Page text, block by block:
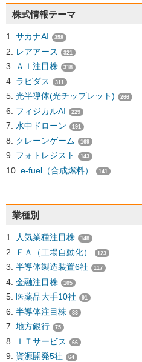
株式情報テーマ
サカナAI 358
レアアース 321
ＡＩ注目株 318
ラピダス 311
光半導体(光チップレット) 266
フィジカルAI 229
水中ドローン 191
クレーンゲーム 169
フォトレジスト 143
e-fuel（合成燃料） 141
業種別
人気業種注目株 148
ＦＡ（工場自動化） 123
半導体製造装置6社 117
金融注目株 105
医薬品大手10社 91
半導体注目株 83
地方銀行 75
ＩＴサービス 66
資源開発5社 64